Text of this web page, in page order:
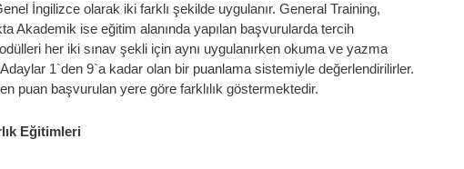
İngilizce olarak iki farklı şekilde uygulanır. General Training,
Akademik ise eğitim alanında yapılan başvurularda tercih
her iki sınav şekli için aynı uygulanırken okuma ve yazma
1`den 9`a kadar olan bir puanlama sistemiyle değerlendirilirler.
puan başvurulan yere göre farklılık göstermektedir.
Eğitimleri